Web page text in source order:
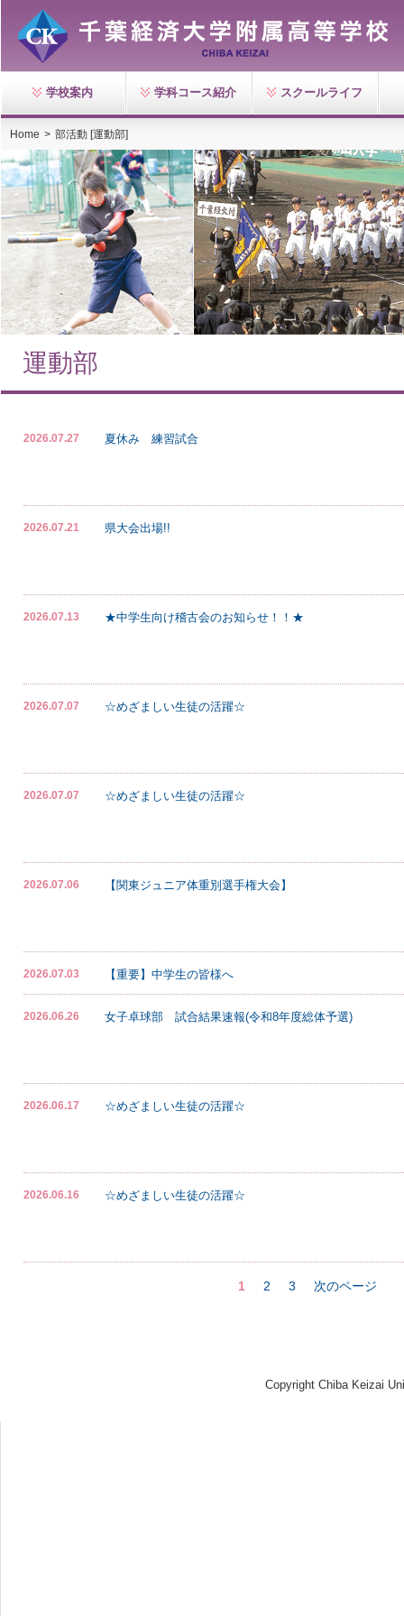
学校案内 学科コース紹介 スクールライフ
Home > 部活動 [運動部]
運動部
2026.07.27 夏休み 練習試合
2026.07.21 県大会出場!!
2026.07.13 ★中学生向け稽古会のお知らせ！！★
2026.07.07 ☆めざましい生徒の活躍☆
2026.07.07 ☆めざましい生徒の活躍☆
2026.07.06 【関東ジュニア体重別選手権大会】
2026.07.03 【重要】中学生の皆様へ
2026.06.26 女子卓球部 試合結果速報(令和8年度総体予選)
2026.06.17 ☆めざましい生徒の活躍☆
2026.06.16 ☆めざましい生徒の活躍☆
1 2 3 次のページ
Copyright Chiba Keizai